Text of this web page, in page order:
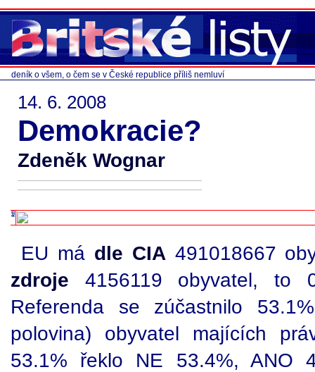
deník o všem, o čem se v České republice příliš nemluví
14. 6. 2008
Demokracie?
Zdeněk Wognar
EU má dle CIA 491018667
zdroje 4156119 obyvatel, to
Referenda se zúčastnilo
polovina) obyvatel majících
53.1% řeklo NE 53.4%, ANO